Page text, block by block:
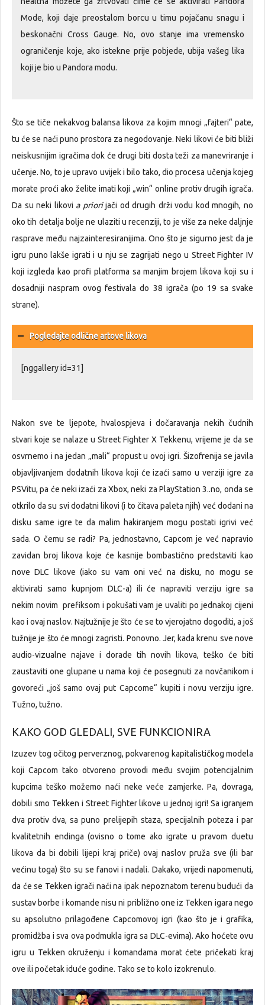
Mode, koji daje preostalom borcu u timu pojačanu snagu i
beskonačni Cross Gauge. No, ovo stanje ima vremensko
ograničenje koje, ako istekne prije pobjede, ubija vašeg lika
koji je bio u Pandora modu.
Što se tiče nekakvog balansa likova za kojim mnogi „fajteri“ pate,
tu će se naći puno prostora za negodovanje. Neki likovi će biti bliži
neiskusnijim igračima dok će drugi biti dosta teži za manevriranje i
učenje. No, to je upravo uvijek i bilo tako, dio procesa učenja kojeg
morate proći ako želite imati koji „win“ online protiv drugih igrača.
Da su neki likovi a priorijači od drugih drži vodu kod mnogih, no
oko tih detalja bolje ne ulaziti u recenziji, to je više za neke daljnje
rasprave među najzainteresiranijima. Ono što je sigurno jest da je
igru puno lakše igrati i u nju se zagrijati nego u Street Fighter IV
koji izgleda kao profi platforma sa manjim brojem likova koji su i
dosadniji naspram ovog festivala do 38 igrača (po 19 sa svake
strane).
Pogledajte odlične artove likova
[nggallery id=31]
Nakon sve te ljepote, hvalospjeva i dočaravanja nekih čudnih
stvari koje se nalaze u Street Fighter X Tekkenu, vrijeme je da se
osvrnemo i na jedan „mali“ propust u ovoj igri. Šizofrenija se javila
objavljivanjem dodatnih likova koji će izaći samo u verziji igre za
PSVitu, pa će neki izaći za Xbox, neki za PlayStation 3..no, onda se
otkrilo da su svi dodatni likovi (i to čitava paleta njih) već dodani na
disku same igre te da malim hakiranjem mogu postati igrivi već
sada. O čemu se radi? Pa, jednostavno, Capcom je već napravio
zavidan broj likova koje će kasnije bombastično predstaviti kao
nove DLC likove (iako su vam oni već na disku, no mogu se
aktivirati samo kupnjom DLC-a) ili će napraviti verziju igre sa
nekim novim prefiksom i pokušati vam je uvaliti po jednakoj cijeni
kao i ovaj naslov. Najtužnije je što će se to vjerojatno dogoditi, a još
tužnije je što će mnogi zagristi. Ponovno. Jer, kada krenu sve nove
audio-vizualne najave i dorade tih novih likova, teško će biti
zaustaviti one glupane u nama koji će posegnuti za novčanikom i
govoreći „još samo ovaj put Capcome“ kupiti i novu verziju igre.
Tužno, tužno.
KAKO GOD GLEDALI, SVE FUNKCIONIRA
Izuzev tog očitog perverznog, pokvarenog kapitalističkog modela
koji Capcom tako otvoreno provodi među svojim potencijalnim
kupcima teško možemo naći neke veće zamjerke. Pa, dovraga,
dobili smo Tekken i Street Fighter likove u jednoj igri! Sa igranjem
dva protiv dva, sa puno prelijepih staza, specijalnih poteza i par
kvalitetnih endinga (ovisno o tome ako igrate u pravom duetu
likova da bi dobili lijepi kraj priče) ovaj naslov pruža sve (ili bar
većinu toga) što su se fanovi i nadali. Dakako, vrijedi napomenuti,
da će se Tekken igrači naći na ipak nepoznatom terenu budući da
sustav borbe i komande nisu ni približno one iz Tekken igara nego
su apsolutno prilagođene Capcomovoj igri (kao što je i grafika,
promidžba i sva ova podmukla igra sa DLC-evima). Ako hoćete ovu
igru u Tekken okruženju i komandama morat ćete pričekati kraj
ove ili početak iduće godine. Tako se to kolo izokrenulo.